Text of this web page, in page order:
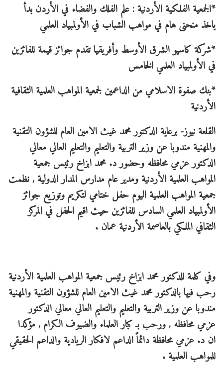
*الجمعية الفلكية الأردنية : علم الفلك والفضاء في الأردن بدأ
ياخذ منحنى هام في مواهب الشباب في الأولمبياد العلمي
*شركة كاسيو الشرق الأوسط وأفريقيا تقدم جوائز قيمة للفائزين
في الأولمبياد العلمي الخامس
*بنك صفوة الاسلامي من الداعمين لجمعية المواهب العلمية الثقافية
الأردنية
القلعة نيوز- برعاية الدكتور محمد غيث الامين العام للشؤون التقنية
والمهنية مندوبا عن وزير التربية والتعليم والتعليم العالي معالي
الدكتور عزمي محافظه وحضور د. محمد ابزاخ رئيس جمعية
المواهب العلمية الأردنية ومدير عام مدارس المدار الدولية , نظمت
جمعية المواهب العلمية اليوم حفل ختامي لتكريم وتوزيع جوائز
الأولمبياد العلمي السادس للفائزين حيث اقيم الحفل في المركز
الثقافي الملكي بالعاصمة الأردنية عمان .
وفي كلمة للدكتور محمد ابزاخ رئيس جمعية المواهب العلمية الأردنية
رحب فيها بالدكتور محمد غيث الامين العام للشؤون التقنية والمهنية
مندوبا عن وزير التربية والتعليم والتعليم العالي معالي الدكتور
عزمي محافظه , ورحب بـ كبار العلماء والضيوف الكرام , مؤكدا
ان د. عزمي محافظة دائماً الداعم لافكار الريادية والداعم الحقيقي
للمواهب العلمية .